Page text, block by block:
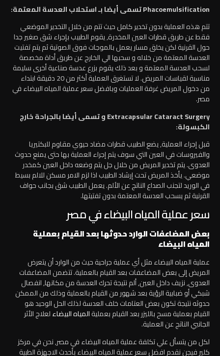
Phacoemulsification تسمى أيضا بـ استحلاب العدسة المعتمة:
تتم هذه العملية بدون تخدير كامل حيث تتم من خلال التخدير الموضعي
فقط عن طريق قطرات العين المخدرة, يقوم الطبيب بإجراء شق صغير جدا
حول القرنية لكن يخلق مسار يعمل بالموجات فوق الصوتية ثم يتم تفتيت
العدسة المعتمة من خلاله و سحبها الي الخارج عن طريق أداة مخصصة
لسحب العدسة المعتمة و بعد ذلك يقوم بزرع عدسة صناعية أخرى سليمة
مناسبة لقياسات المريض. لا تستغرق العملية أكثر من 20 دقيقة ابتداء
من دخول المريض غرفة العمليات وبافضل سعر عملية المياه البيضاء في
مصر.
Extracapsular Cataract Surgery و تسمى أيضا بالجراحة خارج
الكبسولة:
قبل إجراء العملية, يضع الطبيب قطرات مضاد حيوي مقاوم للبكتيريا
والفيروسات في العين التي سوف يتم إجراء العملية بها حتى يمنع حدوث
العدوى. يتم تخدير المريض من خلال جل يتم وضعه داخل العين كمخدر
موضعي. يأخذ المريض تحت إرشاد الطبيب اذا لزم الامر مسكن للالم بسيط
في الوريد لتجنب الصداع الناتج عن الألم. يعمل الطبيب شق بجانب حواف
القرنية ثم يسحب العدسة المعتمة بدون تفتيتها.
سعر عملية المياه البيضاء في مصر
بعض المضاعفات الوارد حدوثها بعد القيام بعملية
المياه البيضاء
عملية المياه البيضاء مثل أي عملية جراحية حيث من الوارد أن يتعرض
المريض إلى بعض المضاعفات بعد القيام بالعملية. تتضمن المضاعفات
العدوى, نزيف داخل العين, ألم نتيجة تحرك العدسة من مكانها, انفصال
شبكي أو ضبابية الرؤية بعد شهور من القيام بالعملية وذلك من الممكن
حدوثه نتيجة تكون بعض العتامات خلف العدسة لذلك الحل الوحيد هو
القيام بعملية مسح بالليزر بعد القيام بعمليةالمياه البيضاءلعلاج الأثر
الجانبي الناتج عن العملية.
لكل من يتسأل علي تكلفة عملية المياه البيضاء في مصر, نحن في مركز
كلير فيجن نقدم افضل سعر عملية المياه البيضاء بأحدث الاجهزة الطبية